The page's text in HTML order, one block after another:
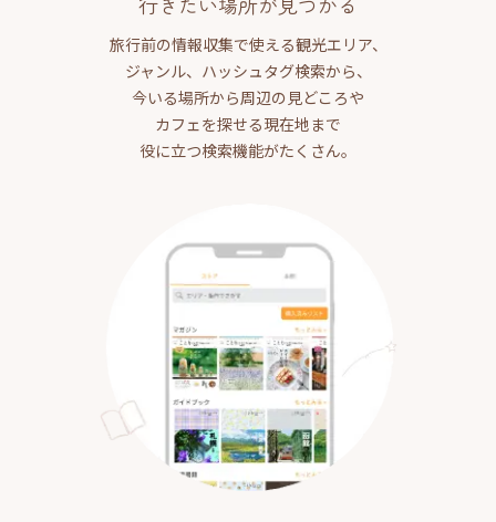
旅行前の情報収集で使える観光エリア、
ジャンル、ハッシュタグ検索から、
今いる場所から周辺の見どころや
カフェを探せる現在地まで
役に立つ検索機能がたくさん。